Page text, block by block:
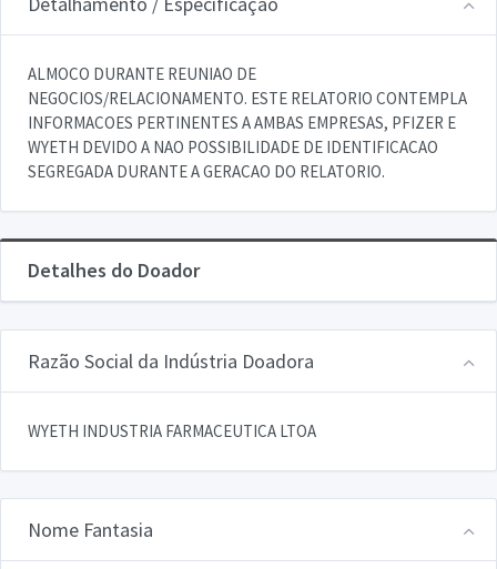
ALMOCO DURANTE REUNIAO DE
NEGOCIOS/RELACIONAMENTO. ESTE RELATORIO CONTEMPLA
INFORMACOES PERTINENTES A AMBAS EMPRESAS, PFIZER E
WYETH DEVIDO A NAO POSSIBILIDADE DE IDENTIFICACAO
SEGREGADA DURANTE A GERACAO DO RELATORIO.
Detalhes do Doador
Razão Social da Indústria Doadora
WYETH INDUSTRIA FARMACEUTICA LTOA
Nome Fantasia